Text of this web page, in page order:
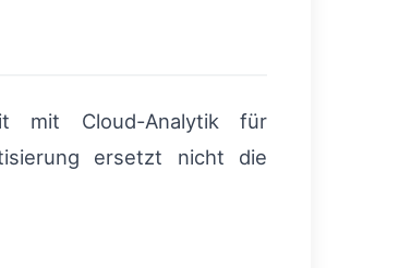
mit Cloud-Analytik für
ersetzt nicht die